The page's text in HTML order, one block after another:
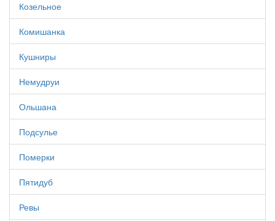
Козельное
Комишанка
Кушниры
Немудруи
Ольшана
Подсулье
Померки
Пятидуб
Ревы